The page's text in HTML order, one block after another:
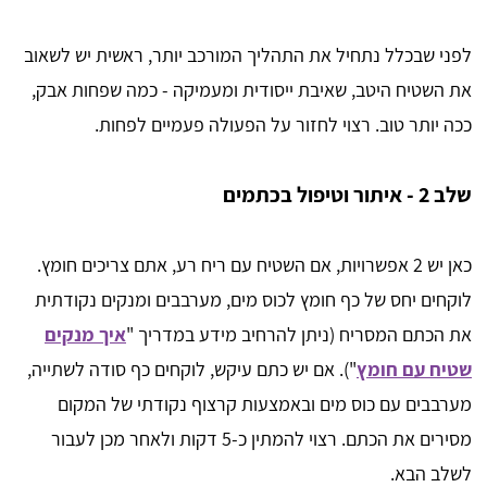
לפני שבכלל נתחיל את התהליך המורכב יותר, ראשית יש לשאוב
את השטיח היטב, שאיבת ייסודית ומעמיקה - כמה שפחות אבק,
ככה יותר טוב. רצוי לחזור על הפעולה פעמיים לפחות.
שלב 2 - איתור וטיפול בכתמים
כאן יש 2 אפשרויות, אם השטיח עם ריח רע, אתם צריכים חומץ.
לוקחים יחס של כף חומץ לכוס מים, מערבבים ומנקים נקודתית
את הכתם המסריח (ניתן להרחיב מידע במדריך "איך מנקים
שטיח עם חומץ"). אם יש כתם עיקש, לוקחים כף סודה לשתייה,
מערבבים עם כוס מים ובאמצעות קרצוף נקודתי של המקום
מסירים את הכתם. רצוי להמתין כ-5 דקות ולאחר מכן לעבור
לשלב הבא.